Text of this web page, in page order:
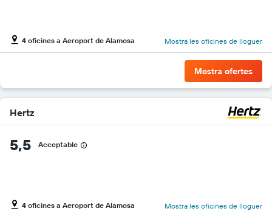
econòmic
de
indicades
4 oficines a Aeroport de Alamosa Mostra les oficines de lloguer
Mostra ofertes
Hertz
5,5 Acceptable
4 oficines a Aeroport de Alamosa Mostra les oficines de lloguer